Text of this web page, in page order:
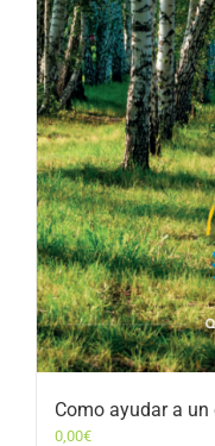
Como ayudar a
0,00€